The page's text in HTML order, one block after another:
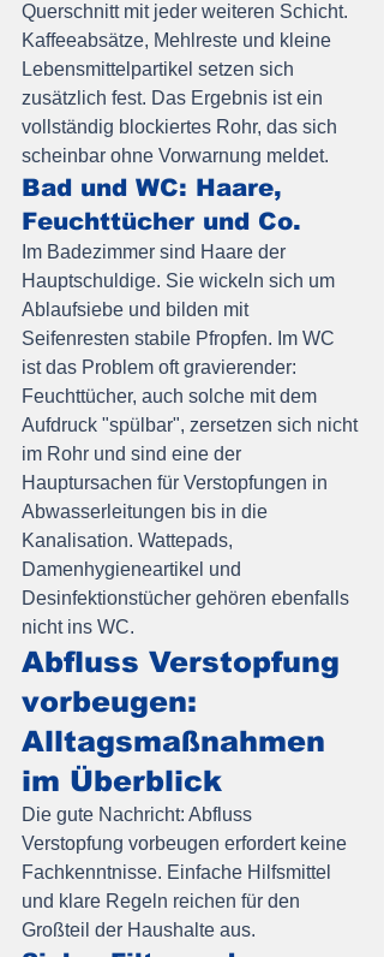
Querschnitt mit jeder weiteren Schicht.
Kaffeeabsätze, Mehlreste und kleine
Lebensmittelpartikel setzen sich
zusätzlich fest. Das Ergebnis ist ein
vollständig blockiertes Rohr, das sich
scheinbar ohne Vorwarnung meldet.
Bad und WC: Haare,
Feuchttücher und Co.
Im Badezimmer sind Haare der
Hauptschuldige. Sie wickeln sich um
Ablaufsiebe und bilden mit
Seifenresten stabile Pfropfen. Im WC
ist das Problem oft gravierender:
Feuchttücher, auch solche mit dem
Aufdruck "spülbar", zersetzen sich nicht
im Rohr und sind eine der
Hauptursachen für Verstopfungen in
Abwasserleitungen bis in die
Kanalisation. Wattepads,
Damenhygieneartikel und
Desinfektionstücher gehören ebenfalls
nicht ins WC.
Abfluss Verstopfung
vorbeugen:
Alltagsmaßnahmen
im Überblick
Die gute Nachricht: Abfluss
Verstopfung vorbeugen erfordert keine
Fachkenntnisse. Einfache Hilfsmittel
und klare Regeln reichen für den
Großteil der Haushalte aus.